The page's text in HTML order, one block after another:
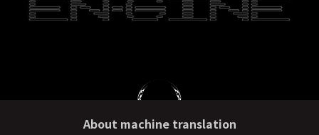
About machine translation